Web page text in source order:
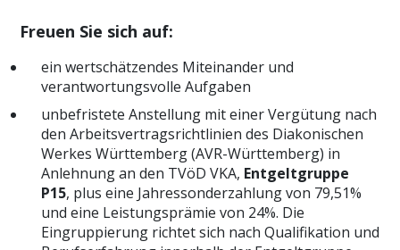
Freuen Sie sich auf:
ein wertschätzendes Miteinander und
verantwortungsvolle Aufgaben
unbefristete Anstellung mit einer Vergütung nach
den Arbeitsvertragsrichtlinien des Diakonischen
Werkes Württemberg (AVR-Württemberg) in
Anlehnung an den TVöD VKA, Entgeltgruppe
P15, plus eine Jahressonderzahlung von 79,51%
und eine Leistungsprämie von 24%. Die
Eingruppierung richtet sich nach Qualifikation und